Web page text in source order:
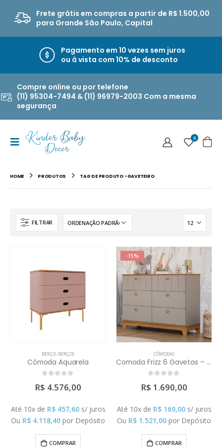
Frete grátis em compras a partir de R$ 1.500,00
para Grande São Paulo, Capital
Pagamento em 10 vezes sem juros
ou à vista com 10% de desconto
Compre online ou por telefone
(11) 95304-7494 & (11) 96979-2003 Com a mesma
segurança
0
HOME PRODUTOS TAG DE PRODUTO -GAVETEIRO
FILTRAR
BERÇO, BERÇOS
Cômoda Aquarela
R$ 4.576,00
Até 10x de R$457,60 s/ juros
Ou R$ 4.118,40 por Depósito
COMPRAR
-15%
CÔMODAS
Comoda Frizz 6 Gavetas – Branco/Areia
R$ 1.690,00
Até 10x de R$169,00 s/ juros
Ou R$ 1.521,00 por Depósito
COMPRAR